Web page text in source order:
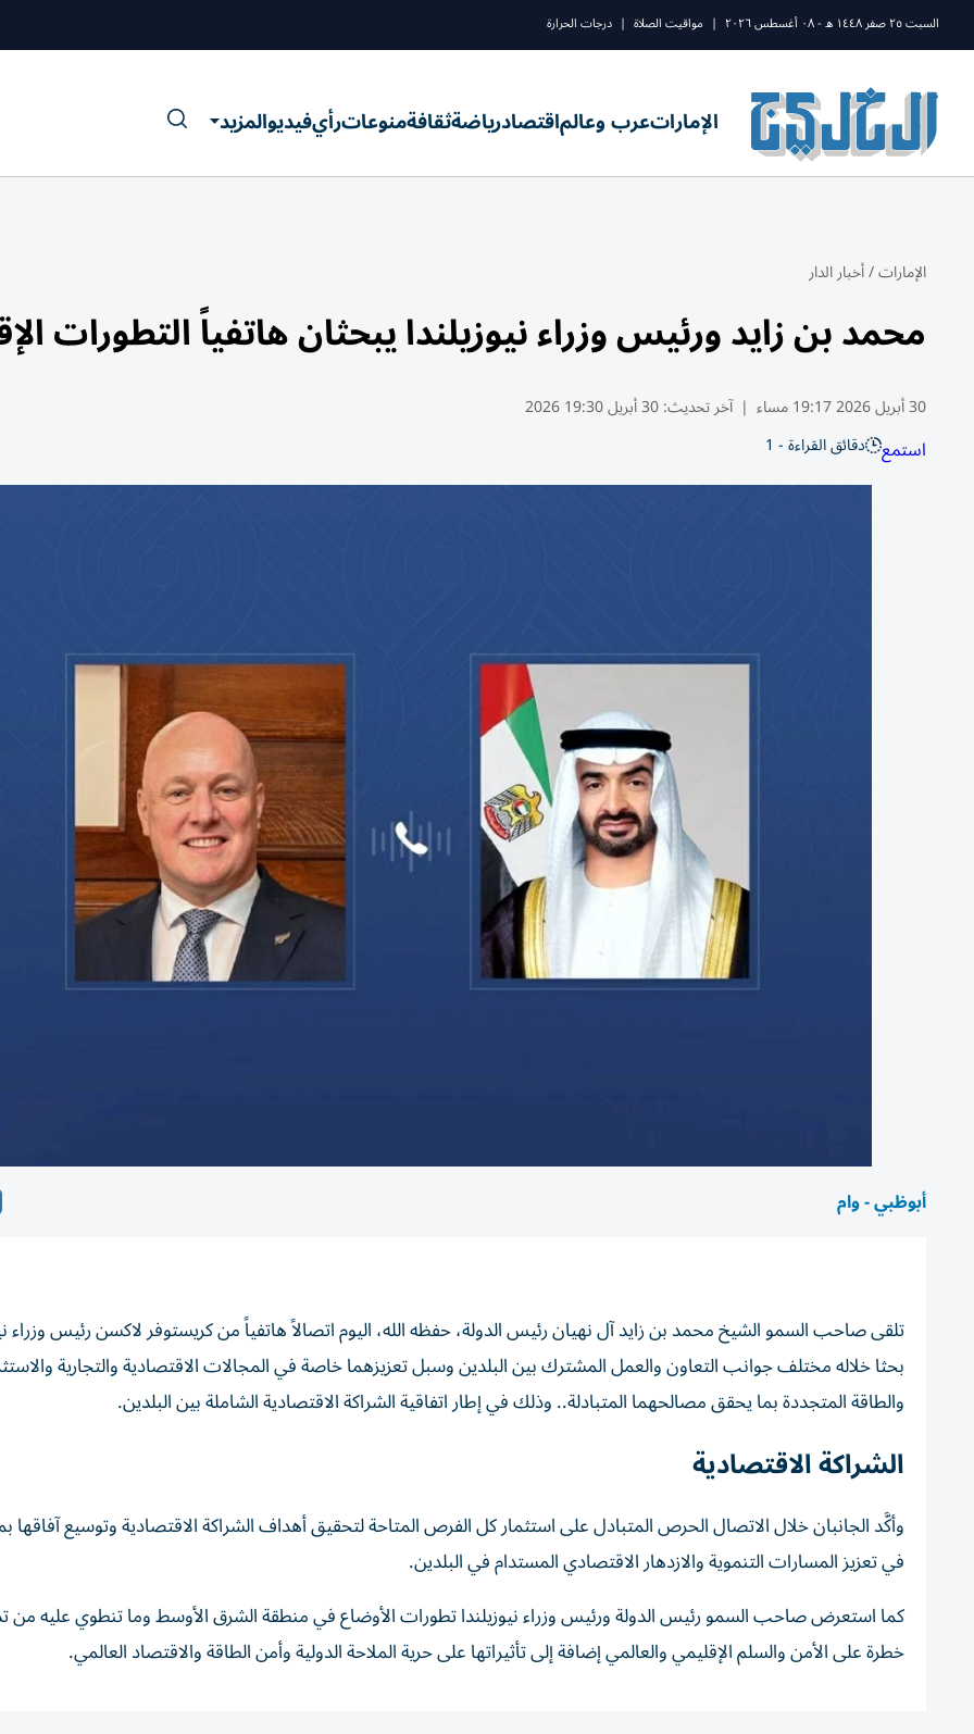
السبت ٢٥ صفر ١٤٤٨ ه - ٠٨ أغسطس ٢٠٢٦ | مواقيت الصلاة | درجات الحرارة
الإماراتعرب وعالماقتصادرياضةثقافةمنوعاترأيفيديوالمزيد
الإمارات/أخبار الدار
محمد بن زايد ورئيس وزراء نيوزيلندا يبحثان هاتفياً التطورات
30 أبريل 2026 19:17 مساء | آخر تحديث:30 أبريل 19:30 2026
استمع دقائق القراءة - 1
أبوظبي - وام
تلقى صاحب السمو الشيخ محمد بن زايد آل نهيان رئيس الدولة، حفظه الله، اليوم اتصالاً هاتفياً من كريستوفر لاكسن رئيس وزراء
بحثا خلاله مختلف جوانب التعاون والعمل المشترك بين البلدين وسبل تعزيزهما خاصة في المجالات الاقتصادية والتجارية
والطاقة المتجددة بما يحقق مصالحهما المتبادلة.. وذلك في إطار اتفاقية الشراكة الاقتصادية الشاملة بين البلدين.
الشراكة الاقتصادية
وأكَّد الجانبان خلال الاتصال الحرص المتبادل على استثمار كل الفرص المتاحة لتحقيق أهداف الشراكة الاقتصادية وتوسيع آفاقها
في تعزيز المسارات التنموية والازدهار الاقتصادي المستدام في البلدين.
كما استعرض صاحب السمو رئيس الدولة ورئيس وزراء نيوزيلندا تطورات الأوضاع في منطقة الشرق الأوسط وما تنطوي عليه من
خطرة على الأمن والسلم الإقليمي والعالمي إضافة إلى تأثيراتها على حرية الملاحة الدولية وأمن الطاقة والاقتصاد العالمي.